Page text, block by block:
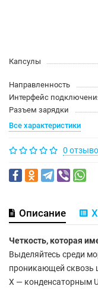
Капсулы
Направленность
Интерфейс
Разъем зарядки
Все характеристики
0
Описание
Четкость, которая
Выделяйтесь среди
проникающей сквозь
X — конденсаторным